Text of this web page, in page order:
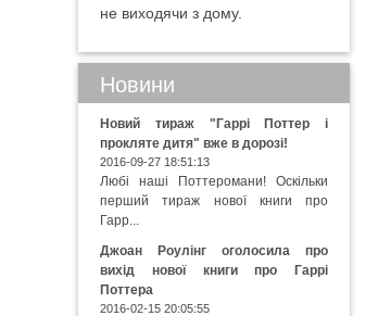
не виходячи з дому.
Новини
Новий тираж "Гаррі Поттер і
прокляте дитя" вже в дорозі!
2016-09-27 18:51:13
Любі наші Поттеромани! Оскільки
перший тираж нової книги про
Гарр...
Джоан Роулінг оголосила про
вихід нової книги про Гаррі
Поттера
2016-02-15 20:05:55